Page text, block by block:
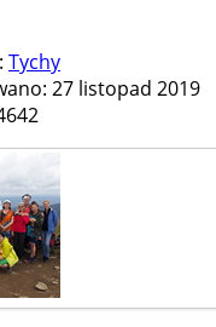
Tychy
27 listopad 2019